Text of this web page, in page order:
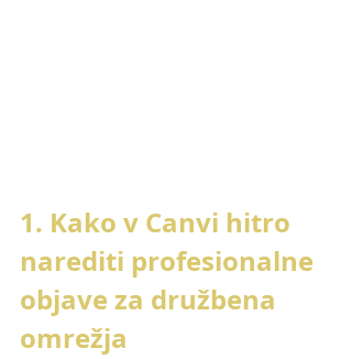
1. Kako v Canvi hitro
narediti profesionalne
objave za družbena
omrežja